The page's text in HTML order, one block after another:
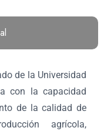
de la Universidad
con la capacidad
de la calidad de
agrícola,